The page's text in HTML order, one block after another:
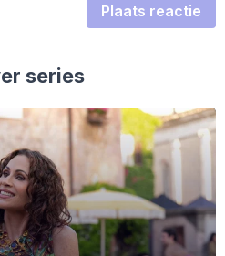
Plaats reactie
series